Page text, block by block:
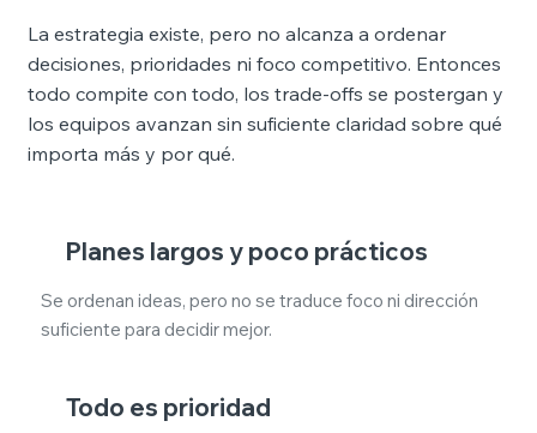
Planes largos y poco prácticos
Se ordenan ideas, pero no se traduce foco ni dirección
suficiente para decidir mejor.
Todo es prioridad
La estrategia existe, pero no alcanza a ordenar
decisiones, prioridades ni foco competitivo. Entonces
todo compite con todo, los trade-offs se postergan y
los equipos avanzan sin suficiente claridad sobre qué
importa más y por qué.